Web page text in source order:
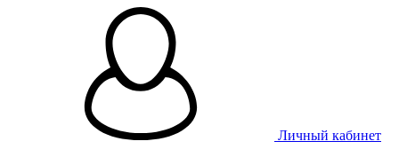
Личный кабинет
Таблица размеров